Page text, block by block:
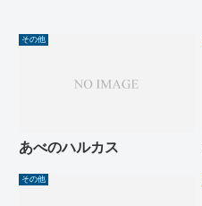
その他
あべのハルカス
その他